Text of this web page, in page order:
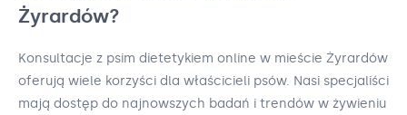
Żyrardów?
Konsultacje z psim dietetykiem online w mieście Żyrardów
oferują wiele korzyści dla właścicieli psów. Nasi specjaliści
mają dostęp do najnowszych badań i trendów w żywieniu